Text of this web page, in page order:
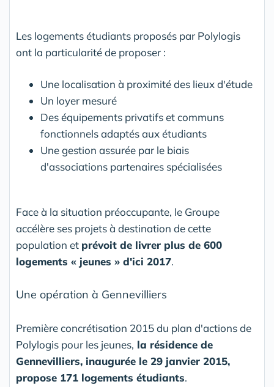
Les logements étudiants proposés par Polylogis
ont la particularité de proposer :
Une localisation à proximité des lieux d'étude
Un loyer mesuré
Des équipements privatifs et communs
fonctionnels adaptés aux étudiants
Une gestion assurée par le biais
d'associations partenaires spécialisées
Face à la situation préoccupante, le Groupe
accélère ses projets à destination de cette
population et prévoit de livrer plus de 600
logements « jeunes » d'ici 2017.
Une opération à Gennevilliers
Première concrétisation 2015 du plan d'actions de
Polylogis pour les jeunes, la résidence de
Gennevilliers, inaugurée le 29 janvier 2015,
propose 171 logements étudiants.